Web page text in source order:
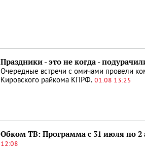
Праздники - это не когда -
Очередные встречи с омичами провели
Кировского райкома КПРФ. 01.08 13:25
Обком ТВ: Программа с 31 июля по 2
12:08